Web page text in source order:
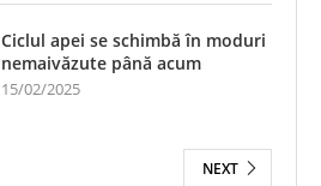
Ciclul apei se schimbă în moduri
nemaivăzute până acum
15/02/2025
NEXT